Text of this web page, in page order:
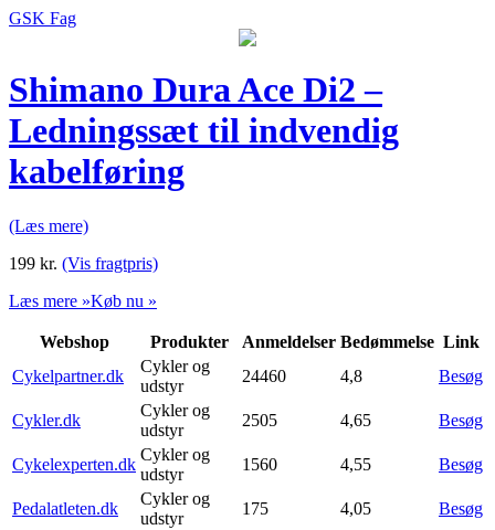
GSK Fag
Shimano Dura Ace Di2 –
Ledningssæt til indvendig
kabelføring
(Læs mere)
199 kr. (Vis fragtpris)
Læs mere »Køb nu »
Webshop Produkter Anmeldelser Bedømmelse Link
Cykelpartner.dk
Cykler og
udstyr
24460 4,8 Besøg
Cykler.dk
Cykler og
udstyr
2505 4,65 Besøg
Cykelexperten.dk
Cykler og
udstyr
1560 4,55 Besøg
Pedalatleten.dk
Cykler og
udstyr
175 4,05
Besøg